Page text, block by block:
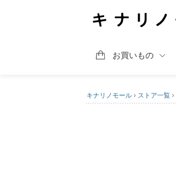
お買いもの
キナリノモール › ストア一覧 ›